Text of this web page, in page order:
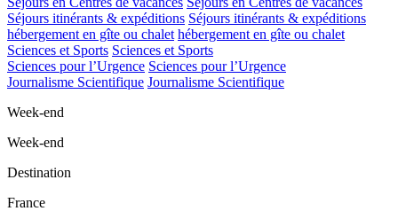
Séjours itinérants & expéditions Séjours itinérants & expéditions
hébergement en gîte ou chalet hébergement en gîte ou chalet
Sciences et Sports Sciences et Sports
Sciences pour l’Urgence Sciences pour l’Urgence
Journalisme Scientifique Journalisme Scientifique
Week-end
Week-end
Destination
France